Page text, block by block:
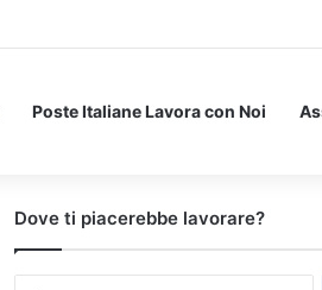
Poste Italiane Lavora con Noi
Dove ti piacerebbe lavorare?